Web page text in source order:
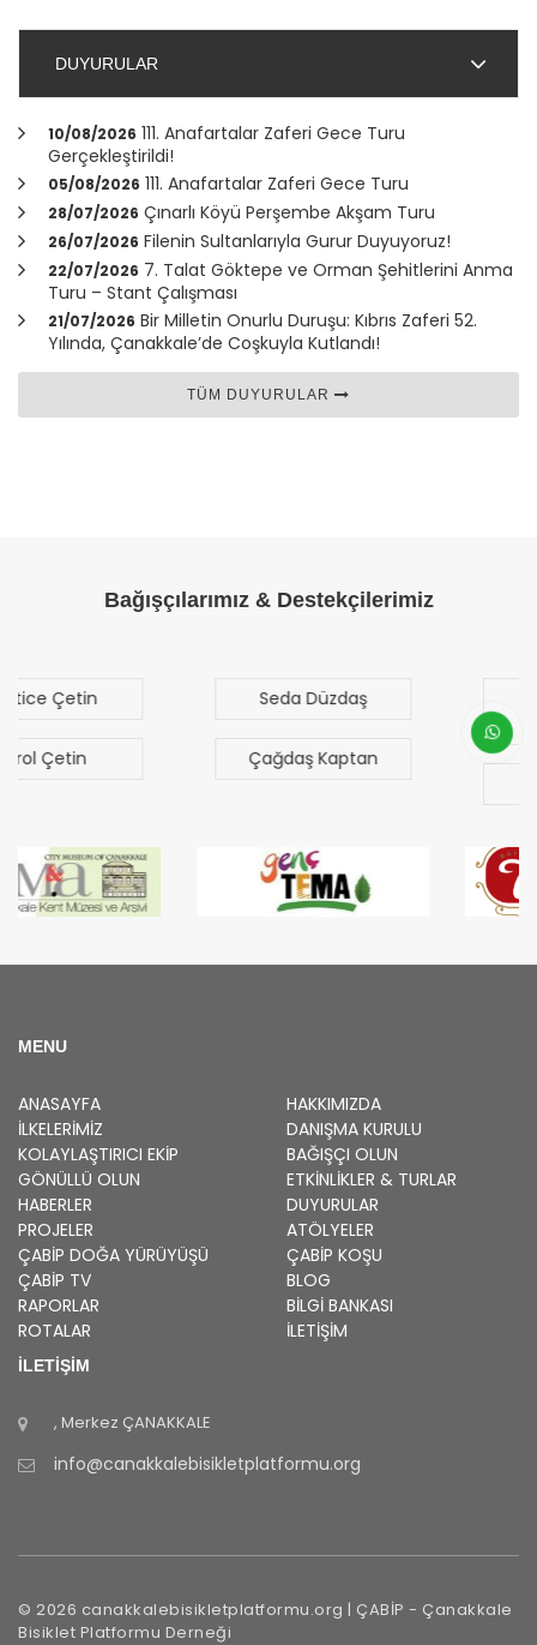
DUYURULAR
10/08/2026 111. Anafartalar Zaferi Gece Turu
Gerçekleştirildi!
05/08/2026 111. Anafartalar Zaferi Gece Turu
28/07/2026 Çınarlı Köyü Perşembe Akşam Turu
26/07/2026 Filenin Sultanlarıyla Gurur Duyuyoruz!
22/07/2026 7. Talat Göktepe ve Orman Şehitlerini Anma
Turu – Stant Çalışması
21/07/2026 Bir Milletin Onurlu Duruşu: Kıbrıs Zaferi 52.
Yılında, Çanakkale’de Coşkuyla Kutlandı!
TÜM DUYURULAR
Bağışçılarımız & Destekçilerimiz
Seda Düzdaş
Çağdaş Kaptan
Mehmet Mert
Sezgen
Bilal Türk
MENU
ANASAYFA
HAKKIMIZDA
İLKELERIMIZ
DANIŞMA KURULU
KOLAYLAŞTIRICI EKIP
BAĞIŞÇI OLUN
GÖNÜLLÜ OLUN
ETKINLIKLER & TURLAR
HABERLER
DUYURULAR
PROJELER
ATÖLYELER
ÇABİP DOĞA YÜRÜYÜŞÜ ÇABİP KOŞU
ÇABİP TV
BLOG
RAPORLAR
BILGI BANKASI
ROTALAR
İLETİŞİM
İLETİŞİM
, Merkez ÇANAKKALE
info@canakkalebisikletplatformu.org
© 2026 canakkalebisikletplatformu.org | ÇABİP - Çanakkale
Bisiklet Platformu Derneği